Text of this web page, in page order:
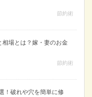
節約術
場とは？嫁・妻のお金
節約術
！破れや穴を簡単に修